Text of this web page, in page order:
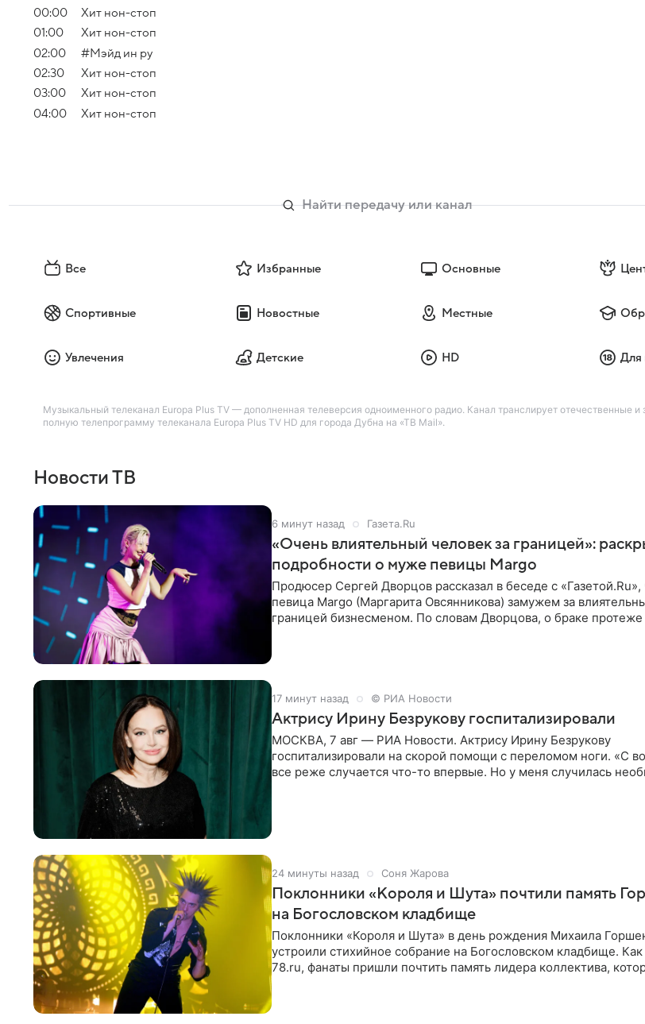
00:00
Хит нон-стоп
01:00
Хит нон-стоп
02:00
#Мэйд ин ру
02:30
Хит нон-стоп
03:00
Хит нон-стоп
04:00
Хит нон-стоп
Все Избранные Основные
Спортивные Новостные Местные
Увлечения Детские HD Для
Музыкальный телеканал Europa Plus TV — дополненная телеверсия одноименного радио. Канал транслирует отечественные
полную телепрограмму телеканала Europa Plus TV HD для города Дубна на «ТВ Mail».
Новости ТВ
6 минут назад Газета.Ru
«Очень влиятельный человек за границей»:
подробности о муже певицы Margo
Продюсер Сергей Дворцов рассказал в беседе с «Газетой.Ru»,
певица Margo (Маргарита Овсянникова) замужем за
границей бизнесменом. По словам Дворцова, о браке
17 минут назад © РИА Новости
Актрису Ирину Безрукову госпитализировали
МОСКВА, 7 авг — РИА Новости. Актрису Ирину Безрукову
госпитализировали на скорой помощи с переломом ноги. «С
все реже случается что-то впервые. Но у меня случилась
24 минуты назад Соня Жарова
Поклонники «Короля и Шута» почтили память
на Богословском кладбище
Поклонники «Короля и Шута» в день рождения Михаила
устроили стихийное собрание на Богословском кладбище.
78.ru, фанаты пришли почтить память лидера коллектива,